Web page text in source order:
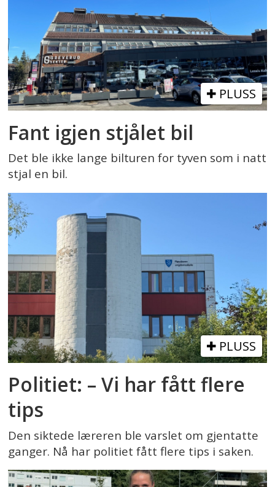
PLUSS
Fant igjen stjålet bil
Det ble ikke lange bilturen for tyven som i natt
stjal en bil.
PLUSS
Politiet: – Vi har fått flere
tips
Den siktede læreren ble varslet om gjentatte
ganger. Nå har politiet fått flere tips i saken.